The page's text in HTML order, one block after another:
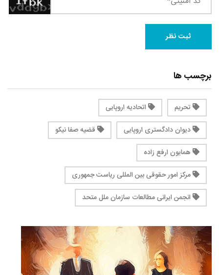
برچسب ها
تحریم
اتحادیه اروپایی
دیوان دادگستری اروپایی
قضیه صفا نیکو
همایون ارفع زاده
مرکز امور حقوقی بین المللی ریاست جمهوری
انجمن ایرانی مطالعات سازمان ملل متحد